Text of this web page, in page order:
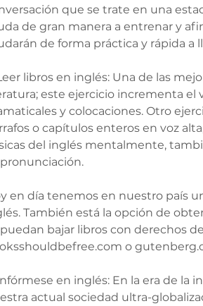
que se trate en una
de gran manera a entrenar y
de forma práctica y rápida a
libros en inglés: Una de las
este ejercicio incrementa el
y colocaciones. Otro
o capítulos enteros en voz
del inglés mentalmente,
en día tenemos en nuestro país
También está la opción de
bajar libros con derechos
o
en inglés: En la era de la
actual sociedad ultra-